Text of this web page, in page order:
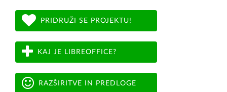
PRIDRUŽI SE PROJEKTU!
KAJ JE LIBREOFFICE?
RAZŠIRITVE IN PREDLOGE